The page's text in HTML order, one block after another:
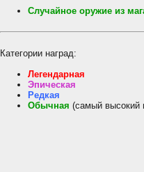
Случайное оружие из
Категории наград:
Легендарная
Эпическая
Редкая
Обычная (самый высокий